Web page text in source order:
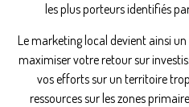
les plus porteurs identifiés
Le marketing local devient ainsi
maximiser votre retour sur
vos efforts sur un territoire
ressources sur les zones